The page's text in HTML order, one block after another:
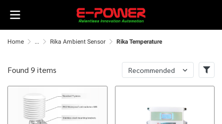
Home ... Rika Ambient Sensor Rika Temperature
Found 9 items Recommended